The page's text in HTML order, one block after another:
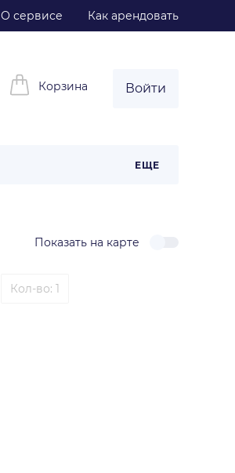
О сервисе Как арендовать
Корзина Войти
ЕЩЕ
Показать на карте
Кол-во: 1